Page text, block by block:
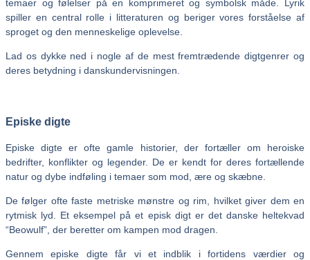
temaer og følelser på en komprimeret og symbolsk måde. Lyrik
spiller en central rolle i litteraturen og beriger vores forståelse af
sproget og den menneskelige oplevelse.
Lad os dykke ned i nogle af de mest fremtrædende digtgenrer og
deres betydning i danskundervisningen.
Episke digte
Episke digte er ofte gamle historier, der fortæller om heroiske
bedrifter, konflikter og legender. De er kendt for deres fortællende
natur og dybe indføling i temaer som mod, ære og skæbne.
De følger ofte faste metriske mønstre og rim, hvilket giver dem en
rytmisk lyd. Et eksempel på et episk digt er det danske heltekvad
“Beowulf”, der beretter om kampen mod dragen.
Gennem episke digte får vi et indblik i fortidens værdier og